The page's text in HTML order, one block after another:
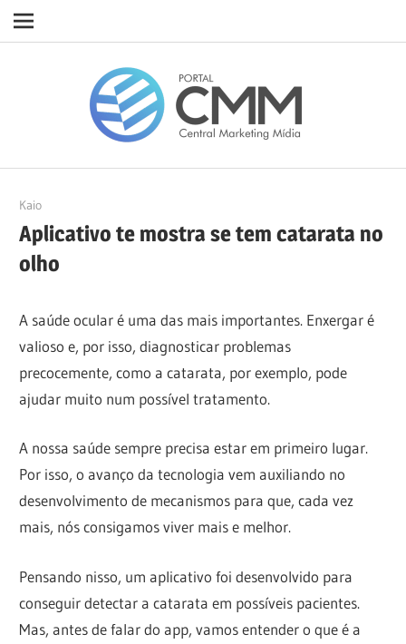
Navigation
11/06/2024
Kaio
Aplicativo te mostra se tem catarata no
olho
A saúde ocular é uma das mais importantes. Enxergar é
valioso e, por isso, diagnosticar problemas
precocemente, como a catarata, por exemplo, pode
ajudar muito num possível tratamento.
A nossa saúde sempre precisa estar em primeiro lugar.
Por isso, o avanço da tecnologia vem auxiliando no
desenvolvimento de mecanismos para que, cada vez
mais, nós consigamos viver mais e melhor.
Pensando nisso, um aplicativo foi desenvolvido para
conseguir detectar a catarata em possíveis pacientes.
Mas, antes de falar do app, vamos entender o que é a